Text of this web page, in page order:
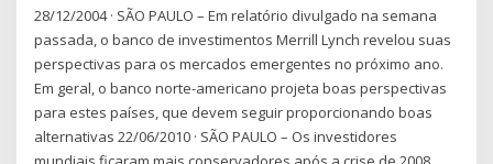
28/12/2004 · SÃO PAULO – Em relatório divulgado na semana
passada, o banco de investimentos Merrill Lynch revelou suas
perspectivas para os mercados emergentes no próximo ano.
Em geral, o banco norte-americano projeta boas perspectivas
para estes países, que devem seguir proporcionando boas
alternativas 22/06/2010 · SÃO PAULO – Os investidores